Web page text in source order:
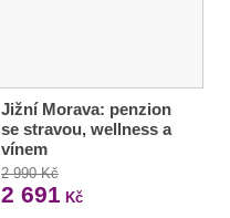
Jižní Morava: penzion
se stravou, wellness a
vínem
2 990 Kč
2 691 Kč